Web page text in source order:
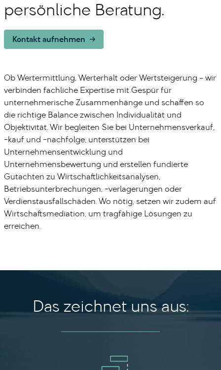
persönliche Beratung.
Kontakt aufnehmen
Ob Wertermittlung, Werterhalt oder Wertsteigerung – wir
verbinden fachliche Expertise mit Gespür für
unternehmerische Zusammenhänge und schaffen so
die richtige Balance zwischen Individualität und
Objektivität. Wir begleiten Sie bei Unternehmensverkauf,
-kauf und -nachfolge, unterstützen bei
Unternehmensentwicklung und
Unternehmensbewertung und erstellen fundierte
Gutachten zu Wirtschaftlichkeitsanalysen,
Betriebsunterbrechungen, -verlagerungen oder
Verdienstausfallschäden. Wo nötig, setzen wir zudem auf
Wirtschaftsmediation, um tragfähige Lösungen zu
erreichen.
Das zeichnet uns aus: